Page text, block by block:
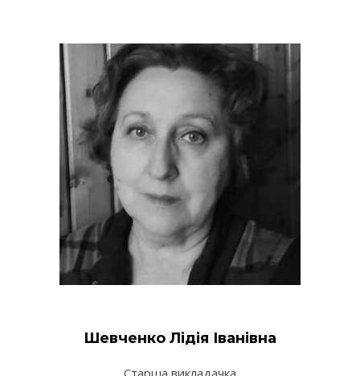
Шевченко Лідія Іванівна